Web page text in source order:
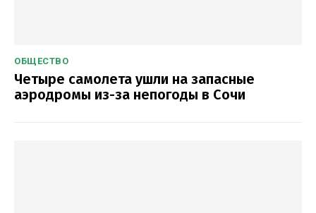
ОБЩЕСТВО
Четыре самолета ушли на запасные
аэродромы из-за непогоды в Сочи